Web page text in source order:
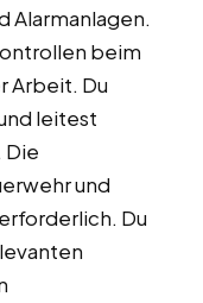
Alarmanlagen.
beim
Arbeit. Du
leitest
Die
und
Du